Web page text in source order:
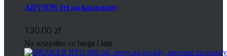
ADVION żel na karaczany
130,00 zł
Na wszystko co biega i lata